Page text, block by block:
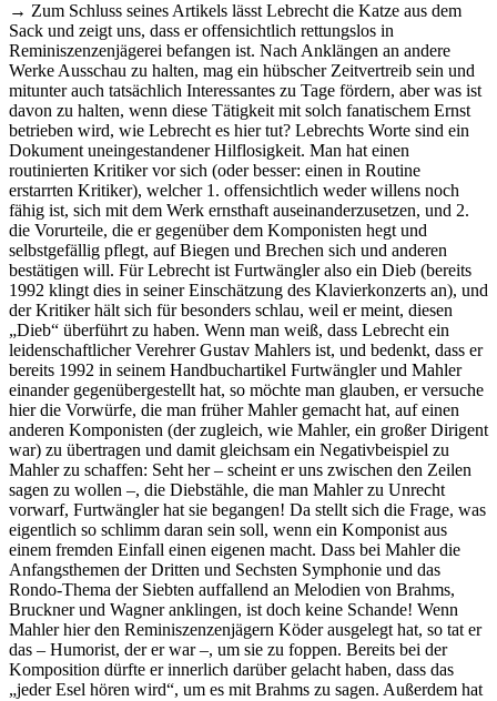
→ Zum Schluss seines Artikels lässt Lebrecht die Katze aus dem
Sack und zeigt uns, dass er offensichtlich rettungslos in
Reminiszenzenjägerei befangen ist. Nach Anklängen an andere
Werke Ausschau zu halten, mag ein hübscher Zeitvertreib sein und
mitunter auch tatsächlich Interessantes zu Tage fördern, aber was ist
davon zu halten, wenn diese Tätigkeit mit solch fanatischem Ernst
betrieben wird, wie Lebrecht es hier tut? Lebrechts Worte sind ein
Dokument uneingestandener Hilflosigkeit. Man hat einen
routinierten Kritiker vor sich (oder besser: einen in Routine
erstarrten Kritiker), welcher 1. offensichtlich weder willens noch
fähig ist, sich mit dem Werk ernsthaft auseinanderzusetzen, und 2.
die Vorurteile, die er gegenüber dem Komponisten hegt und
selbstgefällig pflegt, auf Biegen und Brechen sich und anderen
bestätigen will. Für Lebrecht ist Furtwängler also ein Dieb (bereits
1992 klingt dies in seiner Einschätzung des Klavierkonzerts an), und
der Kritiker hält sich für besonders schlau, weil er meint, diesen
„Dieb“ überführt zu haben. Wenn man weiß, dass Lebrecht ein
leidenschaftlicher Verehrer Gustav Mahlers ist, und bedenkt, dass er
bereits 1992 in seinem Handbuchartikel Furtwängler und Mahler
einander gegenübergestellt hat, so möchte man glauben, er versuche
hier die Vorwürfe, die man früher Mahler gemacht hat, auf einen
anderen Komponisten (der zugleich, wie Mahler, ein großer Dirigent
war) zu übertragen und damit gleichsam ein Negativbeispiel zu
Mahler zu schaffen: Seht her – scheint er uns zwischen den Zeilen
sagen zu wollen –, die Diebstähle, die man Mahler zu Unrecht
vorwarf, Furtwängler hat sie begangen! Da stellt sich die Frage, was
eigentlich so schlimm daran sein soll, wenn ein Komponist aus
einem fremden Einfall einen eigenen macht. Dass bei Mahler die
Anfangsthemen der Dritten und Sechsten Symphonie und das
Rondo-Thema der Siebten auffallend an Melodien von Brahms,
Bruckner und Wagner anklingen, ist doch keine Schande! Wenn
Mahler hier den Reminiszenzenjägern Köder ausgelegt hat, so tat er
das – Humorist, der er war –, um sie zu foppen. Bereits bei der
Komposition dürfte er innerlich darüber gelacht haben, dass das
„jeder Esel hören wird“, um es mit Brahms zu sagen. Außerdem hat